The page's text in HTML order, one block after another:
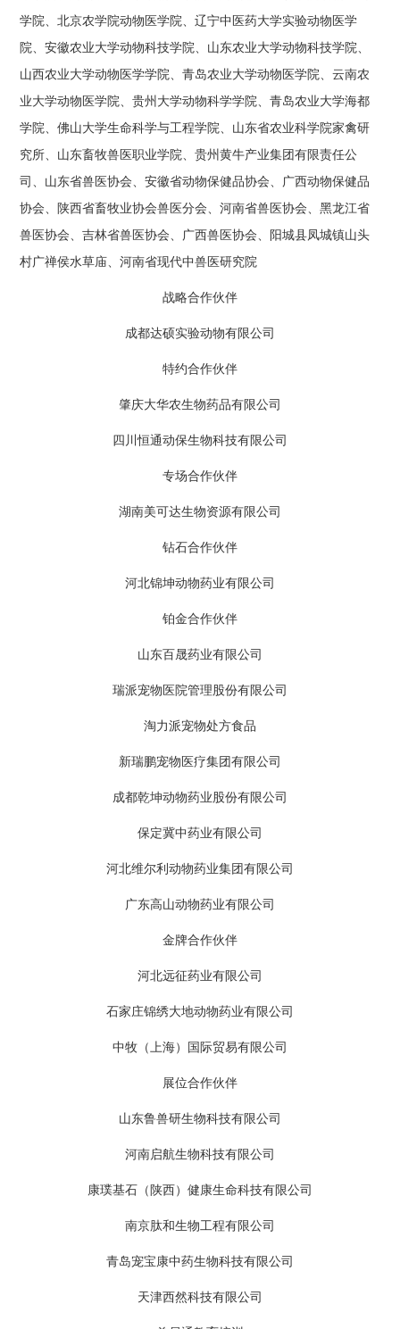
学院、北京农学院动物医学院、辽宁中医药大学实验动物医学
院、安徽农业大学动物科技学院、山东农业大学动物科技学院、
山西农业大学动物医学学院、青岛农业大学动物医学院、云南农
业大学动物医学院、贵州大学动物科学学院、青岛农业大学海都
学院、佛山大学生命科学与工程学院、山东省农业科学院家禽研
究所、山东畜牧兽医职业学院、贵州黄牛产业集团有限责任公
司、山东省兽医协会、安徽省动物保健品协会、广西动物保健品
协会、陕西省畜牧业协会兽医分会、河南省兽医协会、黑龙江省
兽医协会、吉林省兽医协会、广西兽医协会、阳城县凤城镇山头
村广禅侯水草庙、河南省现代中兽医研究院
战略合作伙伴
成都达硕实验动物有限公司
特约合作伙伴
肇庆大华农生物药品有限公司
四川恒通动保生物科技有限公司
专场合作伙伴
湖南美可达生物资源有限公司
钻石合作伙伴
河北锦坤动物药业有限公司
铂金合作伙伴
山东百晟药业有限公司
瑞派宠物医院管理股份有限公司
淘力派宠物处方食品
新瑞鹏宠物医疗集团有限公司
成都乾坤动物药业股份有限公司
保定冀中药业有限公司
河北维尔利动物药业集团有限公司
广东高山动物药业有限公司
金牌合作伙伴
河北远征药业有限公司
石家庄锦绣大地动物药业有限公司
中牧（上海）国际贸易有限公司
展位合作伙伴
山东鲁兽研生物科技有限公司
河南启航生物科技有限公司
康璞基石（陕西）健康生命科技有限公司
南京肽和生物工程有限公司
青岛宠宝康中药生物科技有限公司
天津西然科技有限公司